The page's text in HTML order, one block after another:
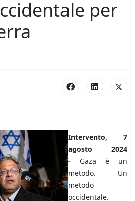
per
Intervento, 7
agosto 2024
- Gaza è un
metodo. Un
metodo
occidentale.